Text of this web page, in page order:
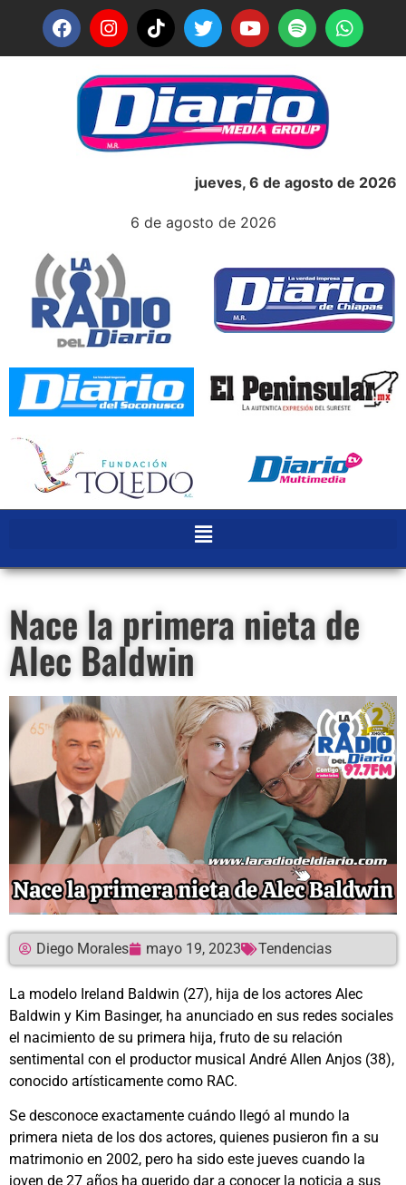
jueves, 6 de agosto de 2026
6 de agosto de 2026
Nace la primera nieta de
Alec Baldwin
Diego Morales mayo 19, 2023 Tendencias
La modelo Ireland Baldwin (27), hija de los actores Alec
Baldwin y Kim Basinger, ha anunciado en sus redes sociales
el nacimiento de su primera hija, fruto de su relación
sentimental con el productor musical André Allen Anjos (38),
conocido artísticamente como RAC.
Se desconoce exactamente cuándo llegó al mundo la
primera nieta de los dos actores, quienes pusieron fin a su
matrimonio en 2002, pero ha sido este jueves cuando la
joven de 27 años ha querido dar a conocer la noticia a sus